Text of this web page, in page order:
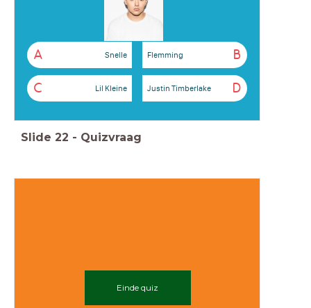
A Snelle B
Flemming
C Lil Kleine D
Justin Timberlake
Slide 22 - Quizvraag
Einde quiz